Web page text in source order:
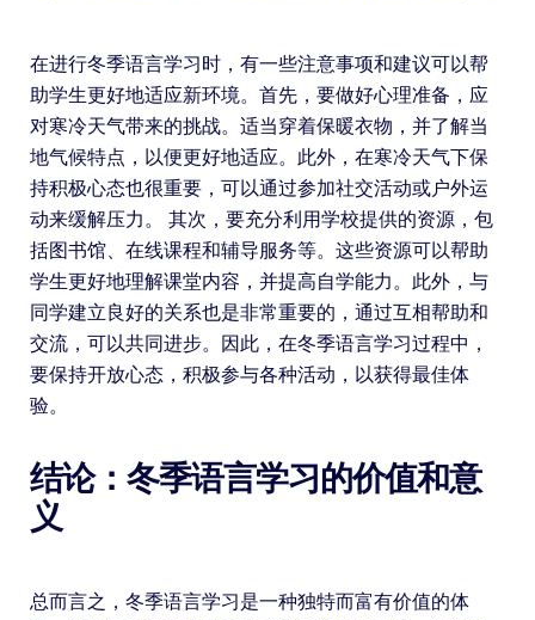
在进行冬季语言学习时，有一些注意事项和建议可以帮
助学生更好地适应新环境。首先，要做好心理准备，应
对寒冷天气带来的挑战。适当穿着保暖衣物，并了解当
地气候特点，以便更好地适应。此外，在寒冷天气下保
持积极心态也很重要，可以通过参加社交活动或户外运
动来缓解压力。 其次，要充分利用学校提供的资源，包
括图书馆、在线课程和辅导服务等。这些资源可以帮助
学生更好地理解课堂内容，并提高自学能力。此外，与
同学建立良好的关系也是非常重要的，通过互相帮助和
交流，可以共同进步。因此，在冬季语言学习过程中，
要保持开放心态，积极参与各种活动，以获得最佳体
验。
结论：冬季语言学习的价值和意
义
总而言之，冬季语言学习是一种独特而富有价值的体